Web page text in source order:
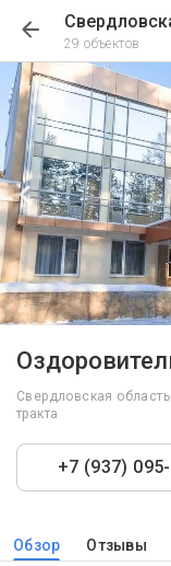
29 объектов
Свердловская
тракта
+7 (937)
Обзор Отзывы